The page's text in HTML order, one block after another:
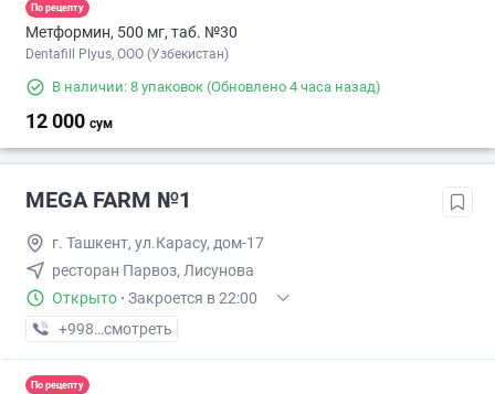
По рецепту
Метформин, 500 мг, таб. №30
Dentafill Plyus, ООО (Узбекистан)
В наличии: 8 упаковок (Обновлено 4 часа назад)
12 000 сум
MEGA FARM №1
г. Ташкент, ул.Карасу, дом-17
ресторан Парвоз, Лисунова
Открыто · Закроется в 22:00
+998 (71) XXX-XX-XX
смотреть
По рецепту